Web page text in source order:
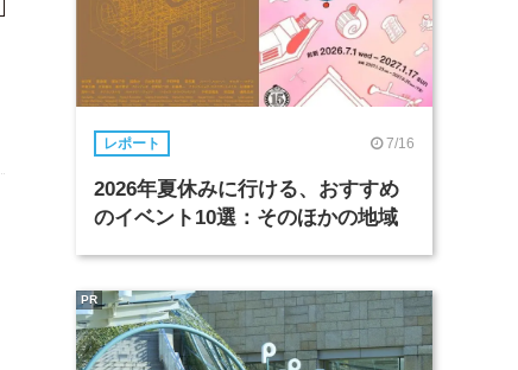
レポート 7/16
2026年夏休みに行ける、おすすめ
のイベント10選：そのほかの地域
PR